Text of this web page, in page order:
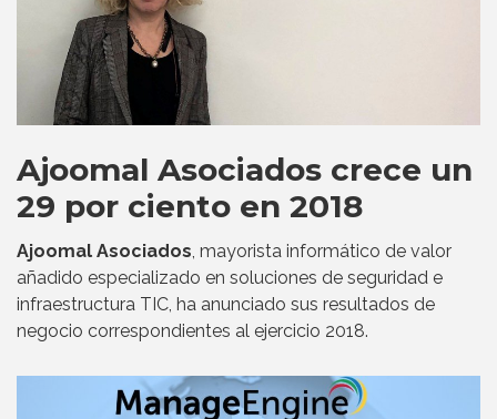
Ajoomal Asociados crece un
29 por ciento en 2018
Ajoomal Asociados, mayorista informático de valor
añadido especializado en soluciones de seguridad e
infraestructura TIC, ha anunciado sus resultados de
negocio correspondientes al ejercicio 2018.